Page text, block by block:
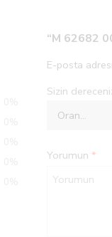
“M 62682
E-posta
Sizin
Yorumun *